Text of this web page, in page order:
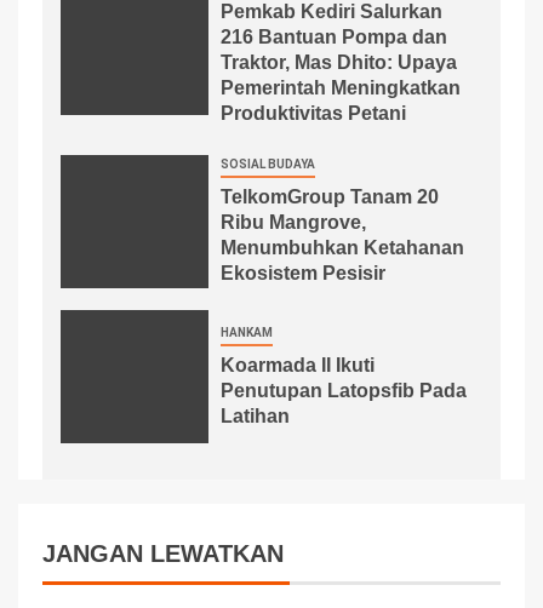
Pemkab Kediri Salurkan
216 Bantuan Pompa dan
Traktor, Mas Dhito: Upaya
Pemerintah Meningkatkan
Produktivitas Petani
SOSIAL BUDAYA
TelkomGroup Tanam 20
Ribu Mangrove,
Menumbuhkan Ketahanan
Ekosistem Pesisir
HANKAM
Koarmada II Ikuti
Penutupan Latopsfib Pada
Latihan
JANGAN LEWATKAN